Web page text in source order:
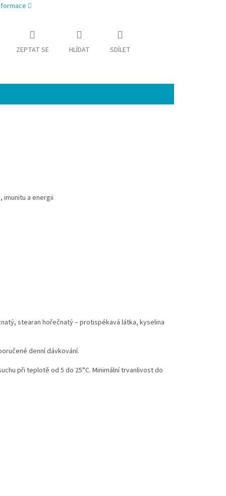
ZEPTAT SE HLÍDAT SDÍLET
imunitu a energii
stearan hořečnatý – protispékavá látka, kyselina
denní dávkování.
při teplotě od 5 do 25°C. Minimální trvanlivost do